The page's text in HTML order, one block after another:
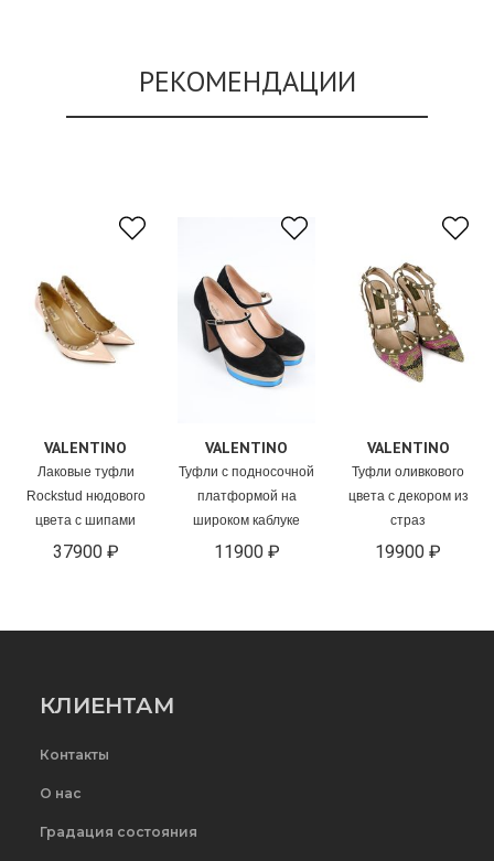
РЕКОМЕНДАЦИИ
VALENTINO
Лаковые туфли
Rockstud нюдового
цвета с шипами
37900 ₽
VALENTINO
Туфли с подносочной
платформой на
широком каблуке
11900 ₽
VALENTINO
Туфли оливкового
цвета с декором из
страз
19900 ₽
КЛИЕНТАМ
Контакты
О нас
Градация состояния